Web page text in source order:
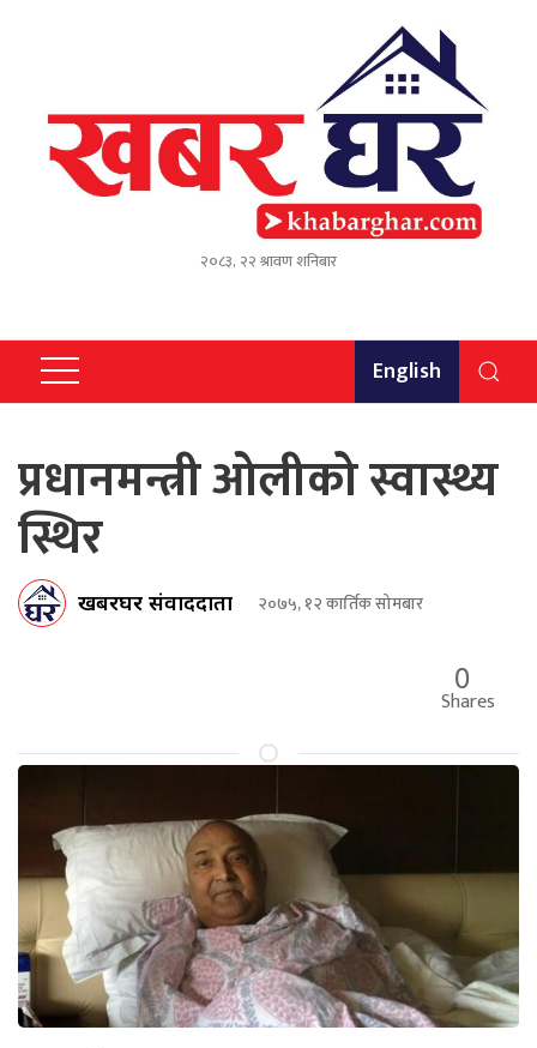
२०८३, २२ श्रावण शनिबार
English
प्रधानमन्त्री ओलीको स्वास्थ्य
स्थिर
खबरघर संवाददाता २०७५, १२ कार्तिक सोमबार
0
Shares